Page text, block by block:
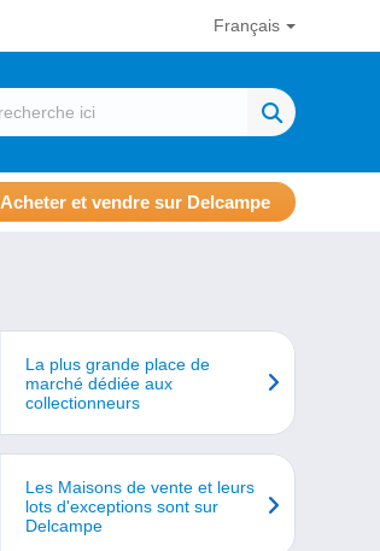
Français
Acheter et vendre sur Delcampe
La plus grande place de
marché dédiée aux
collectionneurs
Les Maisons de vente et leurs
lots d'exceptions sont sur
Delcampe